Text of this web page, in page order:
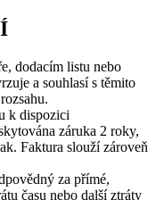
dodacím listu nebo
a souhlasí s těmito
k dispozici
záruka 2 roky,
Faktura slouží zároveň
za přímé,
času nebo další ztráty